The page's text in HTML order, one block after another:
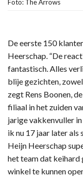
Foto: The Arrows
De eerste 150
Heerschap. “De
fantastisch. Alles
blije gezichten,
zegt Rens Boonen,
filiaal in het zuiden
jarige vakkenvuller
ik nu 17 jaar later
Heijn Heerschap
het team dat
winkel te kunnen